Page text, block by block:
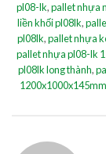
pl08-lk,pallet nhựa
liền khối pl08lk,
pl08lk,pallet nhựa
pallet nhựa pl08-lk
pl08lk long thành,
1200x1000x145mm